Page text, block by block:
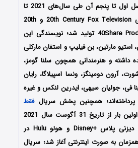
Scardino) است که فصل اول تا پنجم آن طی سال‌های 2021 تا
2025 توسط سه کمپانی 20th Century Fox Television و 20th
Television و 40Share Productions تولید شد؛ نویسندگی این
استیو مارتین، بن فیلیپ و استفان مارکلی
داشته و هنرمندانی همچون سلنا گومز،
آرون دومینگز، ونسا اسپیلاگا، رایان
فی، جولیان سیهی، ایدرین لنکس و غیره
همچنین پخش سریالفقط
اولین بار از تاریخ 31 آگوست سال 2021
توسط سرویس استریم دیزنی پلاس +Disney و هولو Hulu در
به صورت اینترنتی آغاز شد؛ سریال